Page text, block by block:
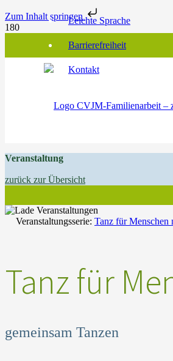
Zum Inhalt springenLeichte Sprache
Barrierefreiheit
Kontakt
Veranstaltung
zurück zur Übersicht
Veranstaltungsserie: Tanz für Menschen
Tanz für
gemeinsam Tanzen